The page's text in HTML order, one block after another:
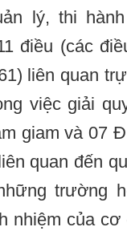
lý, thi
điều (các
liên quan
việc giải
giam và 07
quan đến
trường
nhiệm của cơ